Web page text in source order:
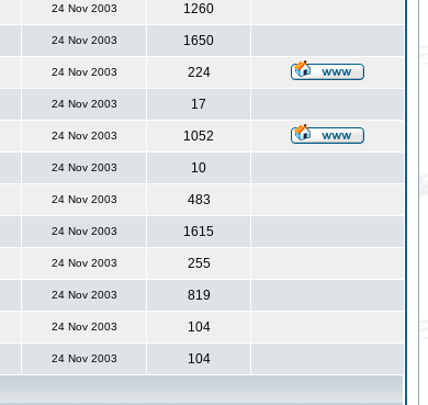
24 Nov 2003 1260
24 Nov 2003 1650
24 Nov 2003 224
24 Nov 2003 17
24 Nov 2003 1052
24 Nov 2003 10
24 Nov 2003 483
24 Nov 2003 1615
24 Nov 2003 255
24 Nov 2003 819
24 Nov 2003 104
24 Nov 2003 104